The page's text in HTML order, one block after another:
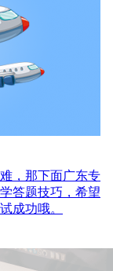
，那下面广东专
答题技巧，希望
成功哦。